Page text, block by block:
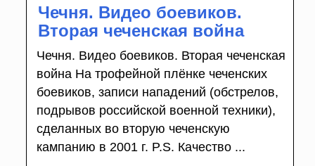
Чечня. Видео боевиков.
Вторая чеченская война
Чечня. Видео боевиков. Вторая чеченская
война На трофейной плёнке чеченских
боевиков, записи нападений (обстрелов,
подрывов российской военной техники),
сделанных во вторую чеченскую
кампанию в 2001 г. P.S. Качество ...